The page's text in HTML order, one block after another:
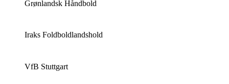
Grønlandsk Håndbold
Iraks Foldboldlandshold
VfB Stuttgart